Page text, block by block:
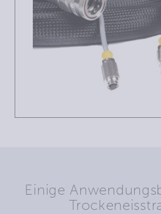
Einige